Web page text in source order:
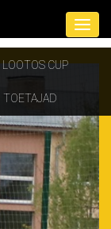
LOOTOS CUP
TOETAJAD